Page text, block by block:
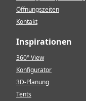
Öffnungszeiten
Kontakt
Inspirationen
360° View
Konfigurator
3D-Planung
Tents